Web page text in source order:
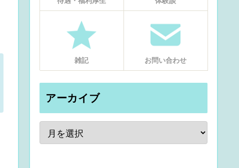
雑記 お問い合わせ
アーカイブ